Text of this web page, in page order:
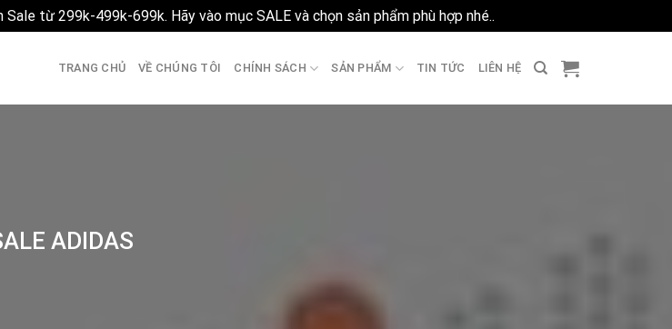
từ 299k-499k-699k. Hãy vào mục SALE và chọn sản phẩm phù hợp nhé..
TRANG CHỦ VỀ CHÚNG TÔI CHÍNH SÁCH SẢN PHẨM TIN TỨC LIÊN HỆ
ADIDAS